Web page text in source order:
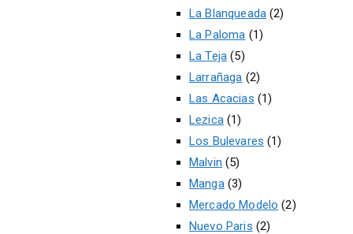
La Blanqueada(2)
La Paloma (1)
La Teja (5)
Larrañaga (2)
Las Acacias (1)
Lezica(1)
Los Bulevares (1)
Malvin (5)
Manga(3)
Mercado Modelo (2)
Nuevo Paris (2)